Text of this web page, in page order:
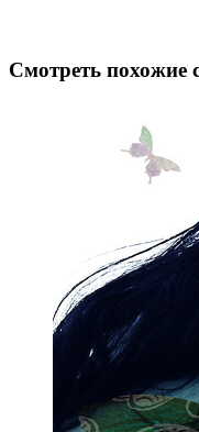
Смотреть похожие